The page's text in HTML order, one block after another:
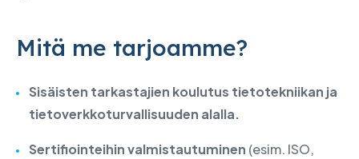
Mitä me tarjoamme?
Sisäisten tarkastajien koulutus tietotekniikan ja
tietoverkkoturvallisuuden alalla.
Sertifiointeihin valmistautuminen (esim. ISO,